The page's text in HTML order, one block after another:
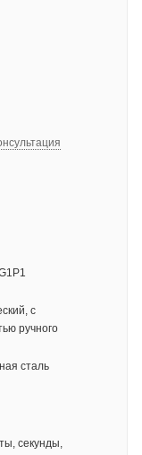
с
ручного
сталь
секунды,